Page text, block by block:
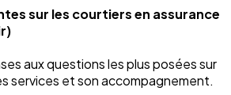
sur les courtiers en assurance
aux questions les plus posées sur
services et son accompagnement.